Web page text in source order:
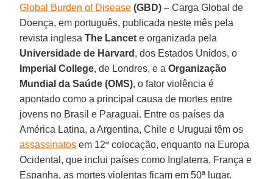
Global Burden of Disease (GBD) – Carga Global de
Doença, em português, publicada neste mês pela
revista inglesaThe Lancete organizada pela
Universidade de Harvard , dos Estados Unidos, o
Imperial College, de Londres, e aOrganização
Mundial da Saúde (OMS), o fator violência é
apontado como a principal causa de mortes entre
jovens no Brasil e Paraguai. Entre os países da
América Latina, a Argentina, Chile e Uruguai têm os
assassinatos em 12ª colocação, enquanto na Europa
Ocidental, que inclui países como Inglaterra, França e
Espanha, as mortes violentas ficam em 50ª lugar.